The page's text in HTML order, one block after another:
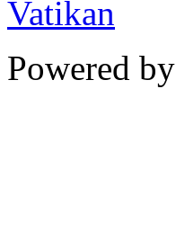
Powered by